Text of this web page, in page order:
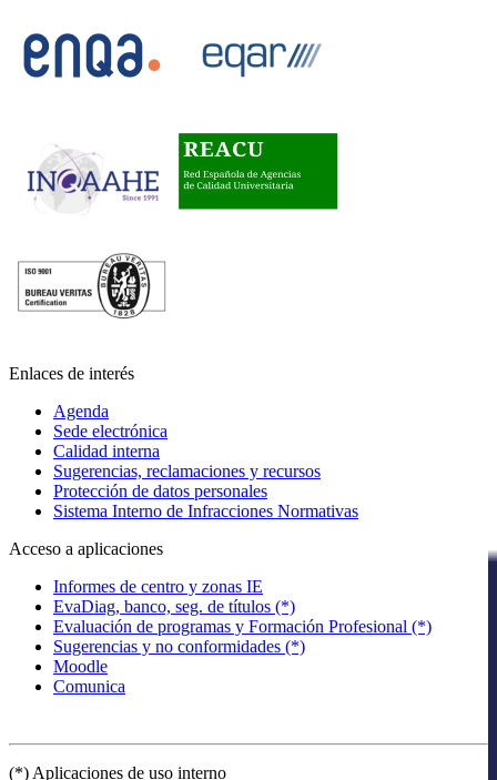
Enlaces de interés
Agenda
Sede electrónica
Calidad interna
Sugerencias, reclamaciones y recursos
Protección de datos personales
Sistema Interno de Infracciones Normativas
Acceso a aplicaciones
Informes de centro y zonas IE
EvaDiag, banco, seg. de títulos (*)
Evaluación de programas y Formación Profesional (*)
Sugerencias y no conformidades (*)
Moodle
Comunica
(*) Aplicaciones de uso interno